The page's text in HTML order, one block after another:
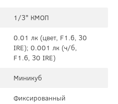
1/3" КМОП
0.01 лк (цвет, F1.6, 30
IRE); 0.001 лк (ч/б,
F1.6, 30 IRE)
Миникуб
Фиксированный